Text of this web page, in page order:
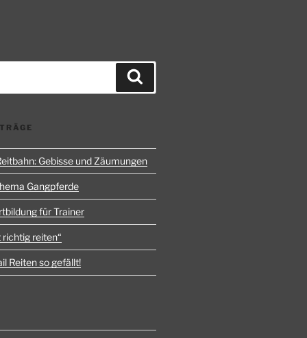
Gebisse und Zäumungen
Gangpferde
für Trainer
richtig reiten“
Reiten so gefällt!